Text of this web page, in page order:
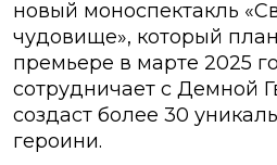
новый моноспектакль
чудовище», который
премьере в марте 2025
сотрудничает с Демной
создаст более 30
героини.